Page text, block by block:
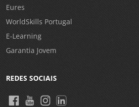
Eures
WorldSkills Portugal
E-Learning
Garantia Jovem
REDES SOCIAIS